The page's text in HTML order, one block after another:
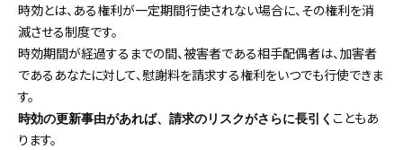
時効とは、ある権利が一定期間行使されない場合に、その権利を消
滅させる制度です。
時効期間が経過するまでの間、被害者である相手配偶者は、加害者
であるあなたに対して、慰謝料を請求する権利をいつでも行使できま
す。
時効の更新事由があれば、請求のリスクがさらに長引く こともあ
ります。